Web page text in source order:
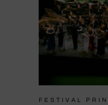
FESTIVAL